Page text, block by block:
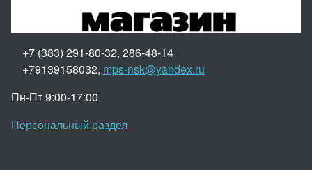
+7 (383) 291-80-32, 286-48-14
+79139158032, mps-nsk@yandex.ru
Пн-Пт 9:00-17:00
Персональный раздел